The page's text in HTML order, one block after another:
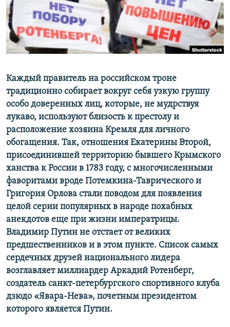
ПОБЕДИТЕЛЕЙ НЕ СУДЯТ?
КРЫМ.НЕПОКОРЕННЫЙ
ELIFBE
ПРИСОЕДИНЯЙТЕСЬ!
Все сайты RFE/RL
Каждый правитель на российском троне
традиционно собирает вокруг себя узкую группу
особо доверенных лиц, которые, не мудрствуя
лукаво, используют близость к престолу и
расположение хозяина Кремля для личного
обогащения. Так, отношения Екатерины Второй,
присоединившей территорию бывшего Крымского
ханства к России в 1783 году, с многочисленными
фаворитами вроде Потемкина-Таврического и
Григория Орлова стали поводом для появления
целой серии популярных в народе похабных
анекдотов еще при жизни императрицы.
Владимир Путин не отстает от великих
предшественников и в этом пункте. Список самых
сердечных друзей национального лидера
возглавляет миллиардер Аркадий Ротенберг,
создатель санкт-петербургского спортивного клуба
дзюдо «Явара-Нева», почетным президентом
которого является Путин.